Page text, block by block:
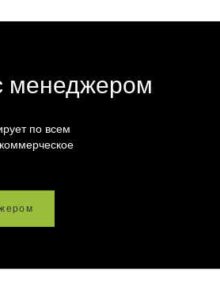
менеджером
по всем